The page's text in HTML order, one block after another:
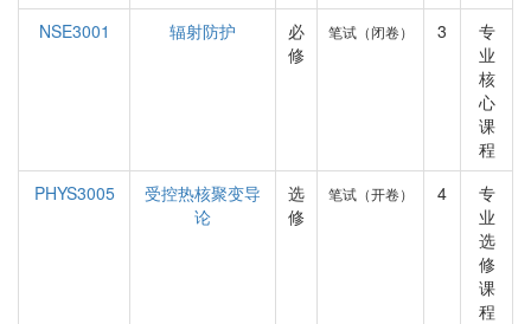
NSE3001
辐射防护
必
修
笔试（闭卷） 3
专
业
核
心
课
程
PHYS3005
受控热核聚变导
论
选
修
笔试（开卷） 4
专
业
选
修
课
程